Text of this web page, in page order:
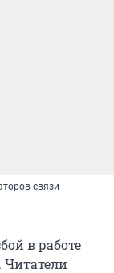
связи
в работе
Читатели